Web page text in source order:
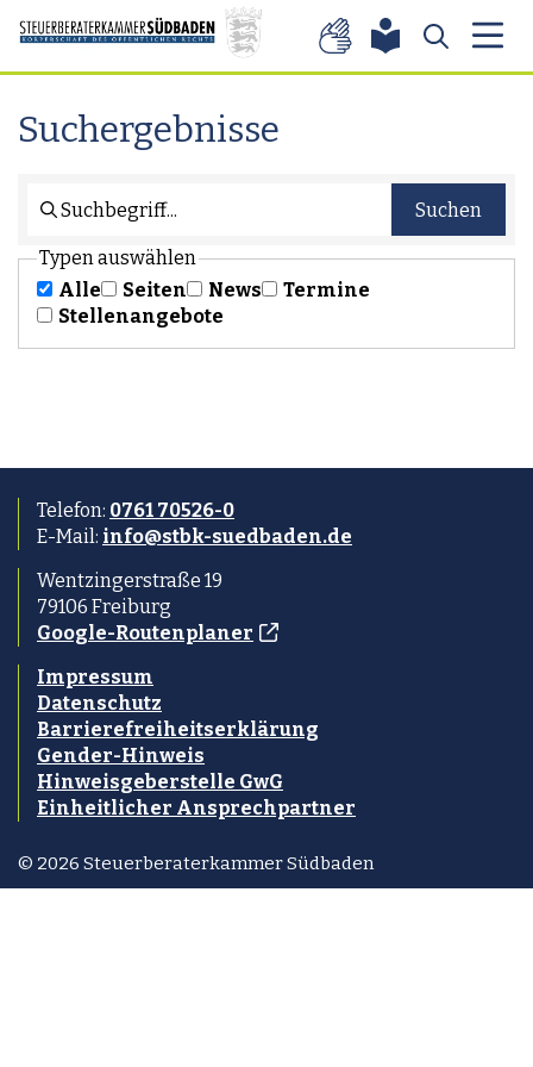
Zum Inhalt springen
Suchergebnisse
Suchbegriff Suchen
Typen auswählen
Alle
Seiten News
Termine
Stellenangebote
Telefon: 0761 70526-0
E-Mail: info@stbk-suedbaden.de
Wentzingerstraße 19
79106 Freiburg
Google-Routenplaner
Impressum
Datenschutz
Barrierefreiheitserklärung
Gender-Hinweis
Hinweisgeberstelle GwG
Einheitlicher Ansprechpartner
© 2026 Steuerberaterkammer Südbaden